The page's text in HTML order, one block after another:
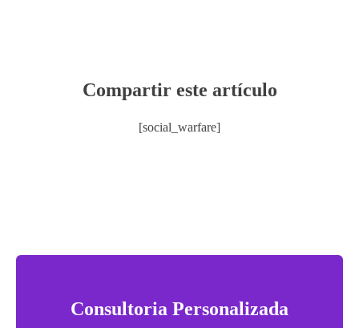
Compartir este artículo
[social_warfare]
Consultoria Personalizada